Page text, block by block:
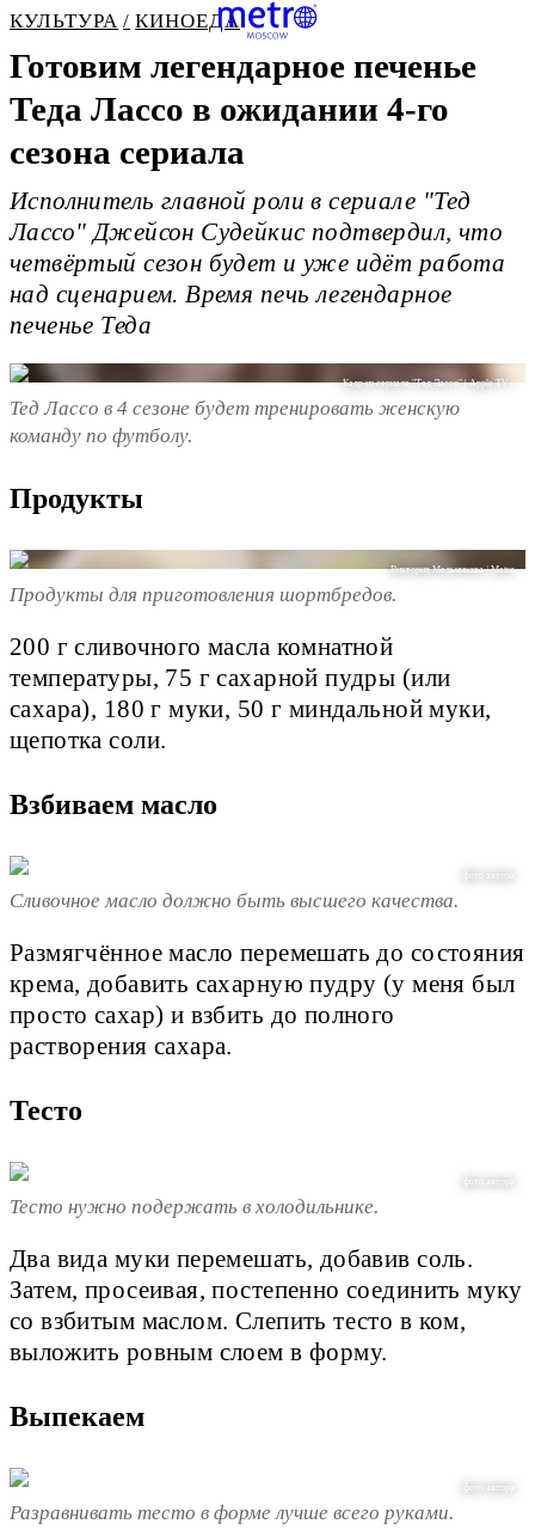
КУЛЬТУРА КИНОЕДА
Готовим легендарное печенье
Теда Лассо в ожидании 4-го
сезона сериала
Исполнитель главной роли в сериале "Тед
Лассо" Джейсон Судейкис подтвердил, что
четвёртый сезон будет и уже идёт работа
над сценарием. Время печь легендарное
печенье Теда
Кадр из сериала "Тед Лассо" | Apple TV+
Тед Лассо в 4 сезоне будет тренировать женскую
команду по футболу.
Продукты
Виктория Мельникова / Metro
Продукты для приготовления шортбредов.
200 г сливочного масла комнатной
температуры, 75 г сахарной пудры (или
сахара), 180 г муки, 50 г миндальной муки,
щепотка соли.
Взбиваем масло
Сливочное масло должно быть высшего качества.
Размягчённое масло перемешать до состояния
крема, добавить сахарную пудру (у меня был
просто сахар) и взбить до полного
растворения сахара.
Тесто
Тесто нужно подержать в холодильнике.
Два вида муки перемешать, добавив соль.
Затем, просеивая, постепенно соединить муку
со взбитым маслом. Слепить тесто в ком,
выложить ровным слоем в форму.
Выпекаем
Разравнивать тесто в форме лучше всего руками.